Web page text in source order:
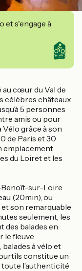
et s'engage à
au cœur du Val de
célèbres châteaux
5 personnes
amis ou pour
Vélo grâce à son
de Paris et 30
emplacement
du Loiret et les
Benoît-sur-Loire
(20min), ou
son remarquable
seulement, les
des balades en
le fleuve
à vélo et
constitue un
l’authenticité